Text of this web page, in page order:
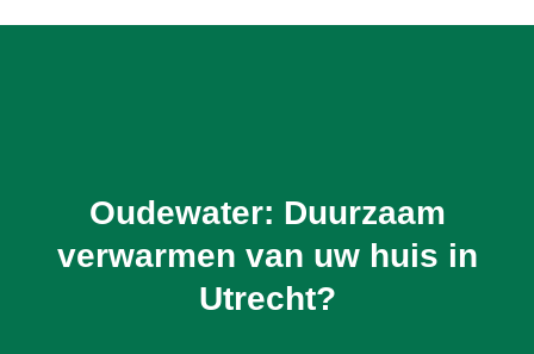
Oudewater: Duurzaam
verwarmen van uw huis in
Utrecht?